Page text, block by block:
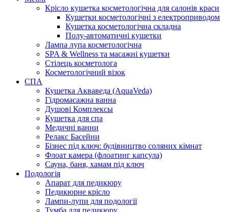
Крісло кушетка косметологічна для салонів краси
Кушетки косметологічні з електроприводом
Кушетка косметологічна складна
Полу-автоматичні кушетки
Лампа лупа косметологічна
SPA & Wellness та масажні кушетки
Стілець косметолога
Косметологічний візок
СПА
Кушетка Акваведа (AquaVeda)
Гідромасажна ванна
Душові Комплексы
Кушетка для спа
Медичні ванни
Релакс Басейни
Бізнес під ключ: будівництво соляних кімнат
Флоат камера (флоатинг капсула)
Сауна, баня, хамам під ключ
Подологія
Апарат для педикюру
Педикюрне крісло
Лампи-лупи для подології